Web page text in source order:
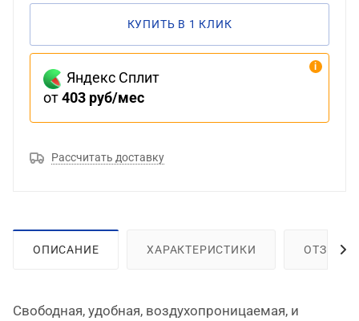
КУПИТЬ В 1 КЛИК
Яндекс Сплит
от403 руб/мес
Рассчитать доставку
ОПИСАНИЕ ХАРАКТЕРИСТИКИ ОТЗЫВЫ
Свободная, удобная, воздухопроницаемая, и